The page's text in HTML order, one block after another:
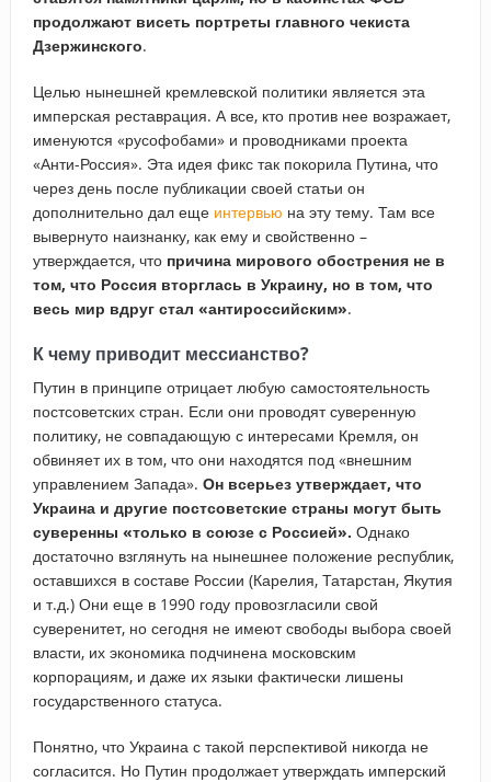
продолжают висеть портреты главного чекиста
Дзержинского.
Целью нынешней кремлевской политики является эта
имперская реставрация. А все, кто против нее возражает,
именуются «русофобами» и проводниками проекта
«Анти-Россия». Эта идея фикс так покорила Путина, что
через день после публикации своей статьи он
дополнительно дал еще интервью на эту тему. Там все
вывернуто наизнанку, как ему и свойственно –
утверждается, что причина мирового обострения не в
том, что Россия вторглась в Украину, но в том, что
весь мир вдруг стал «антироссийским».
К чему приводит мессианство?
Путин в принципе отрицает любую самостоятельность
постсоветских стран. Если они проводят суверенную
политику, не совпадающую с интересами Кремля, он
обвиняет их в том, что они находятся под «внешним
управлением Запада». Он всерьез утверждает, что
Украина и другие постсоветские страны могут быть
суверенны «только в союзе с Россией». Однако
достаточно взглянуть на нынешнее положение республик,
оставшихся в составе России (Карелия, Татарстан, Якутия
и т.д.) Они еще в 1990 году провозгласили свой
суверенитет, но сегодня не имеют свободы выбора своей
власти, их экономика подчинена московским
корпорациям, и даже их языки фактически лишены
государственного статуса.
Понятно, что Украина с такой перспективой никогда не
согласится. Но Путин продолжает утверждать имперский